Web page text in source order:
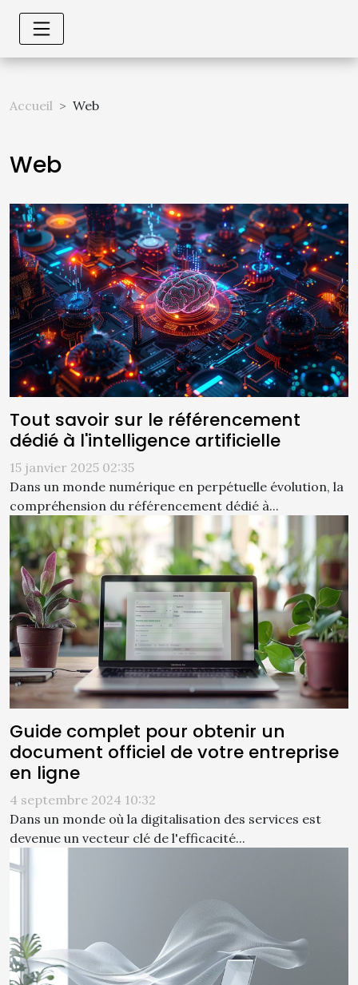
Accueil Web
Web
Tout savoir sur le référencement
dédié à l'intelligence artificielle
15 janvier 2025 02:35
Dans un monde numérique en perpétuelle évolution, la
compréhension du référencement dédié à...
Guide complet pour obtenir un
document officiel de votre entreprise
en ligne
4 septembre 2024 10:32
Dans un monde où la digitalisation des services est
devenue un vecteur clé de l'efficacité...